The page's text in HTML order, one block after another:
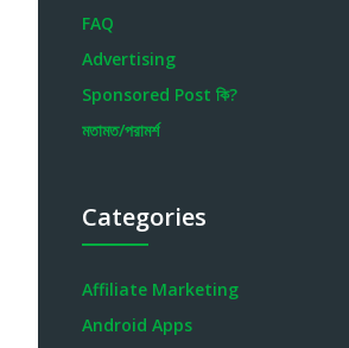
FAQ
Advertising
Sponsored Post কি?
মতামত/পরামর্শ
Categories
Affiliate Marketing
Android Apps